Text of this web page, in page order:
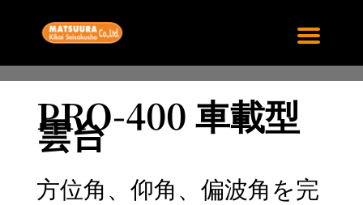
PRO-400 車載型
雲台
方位角、仰角、偏波角を完